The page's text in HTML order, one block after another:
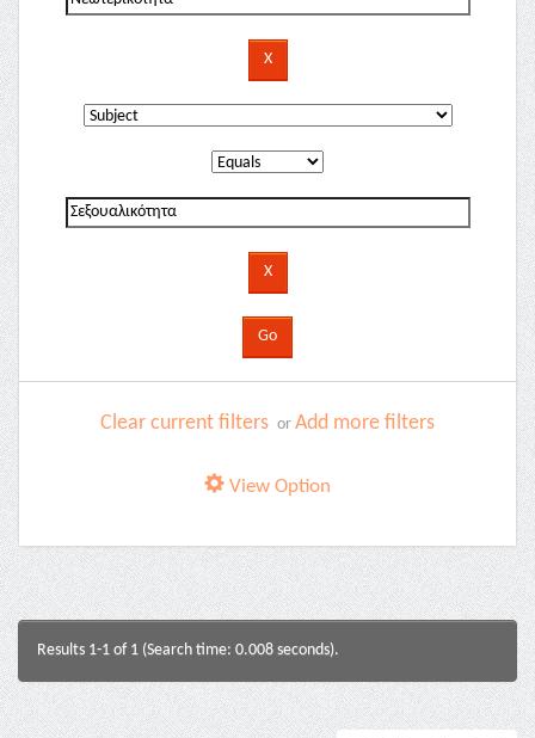
Clear current filters or Add more filters
View Option
Results 1-1 of 1 (Search time: 0.008 seconds).